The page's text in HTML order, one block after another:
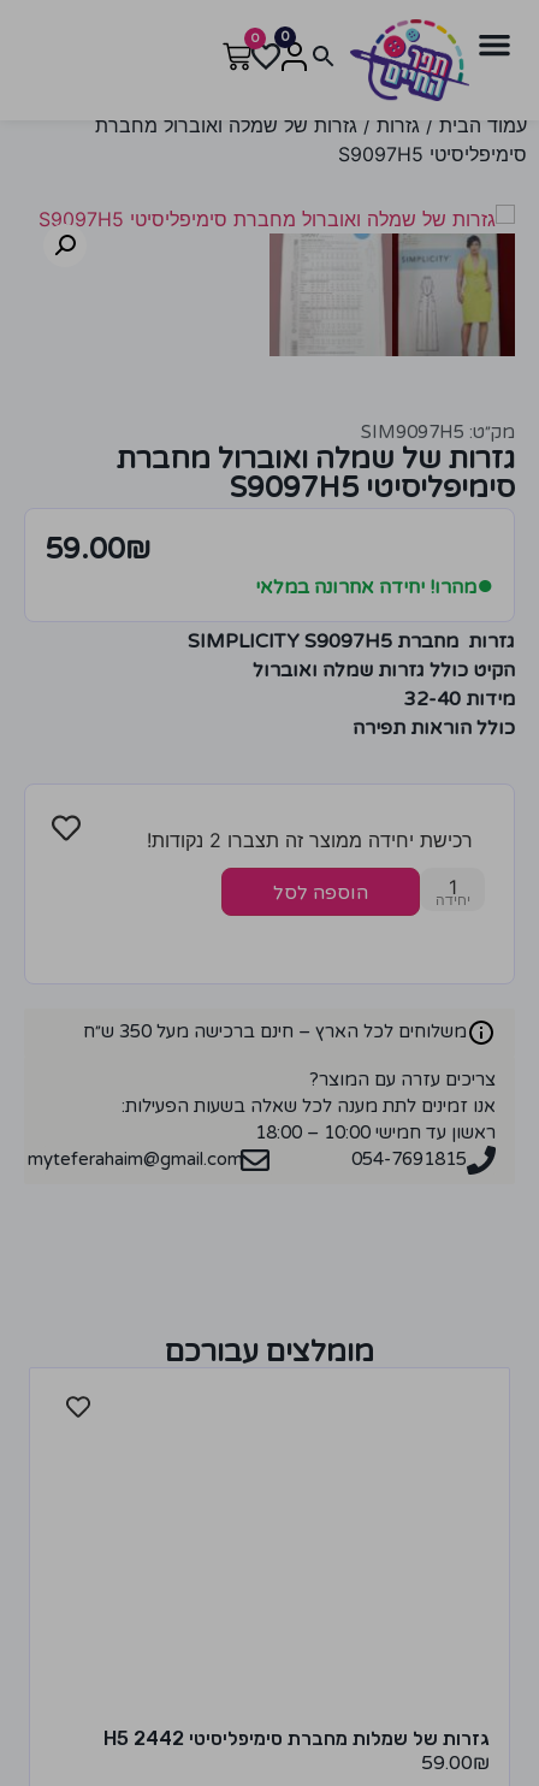
0
0
עמוד הבית / גזרות / גזרות של שמלה ואוברול מחברת
סימיפליסיטי S9097H5
מק״ט: SIM9097H5
גזרות של שמלה ואוברול מחברת
סימיפליסיטי S9097H5
59.00₪
●מהרו! יחידה אחרונה במלאי
גזרות מחברת SIMPLICITY S9097H5
הקיט כולל גזרות שמלה ואוברול
מידות 32-40
כולל הוראות תפירה
רכישת יחידה ממוצר זה תצברו 2 נקודות!
1
הוספה לסל
משלוחים לכל הארץ – חינם ברכישה מעל 350 ש״ח
צריכים עזרה עם המוצר?
אנו זמינים לתת מענה לכל שאלה בשעות הפעילות:
ראשון עד חמישי 10:00 – 18:00
054-7691815
myteferahaim@gmail.com
מומלצים עבורכם
גזרות של שמלות מחברת סימיפליסיטי 2442 H5
59.00₪